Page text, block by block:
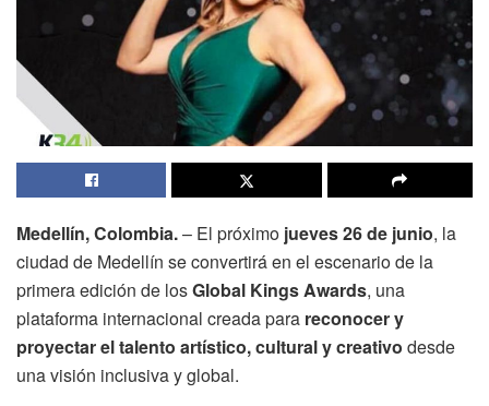
Medellín, Colombia.– El próximo jueves 26 de junio, la
ciudad de Medellín se convertirá en el escenario de la
primera edición de losGlobal Kings Awards, una
plataforma internacional creada para reconocer y
proyectar el talento artístico, cultural y creativo desde
una visión inclusiva y global.